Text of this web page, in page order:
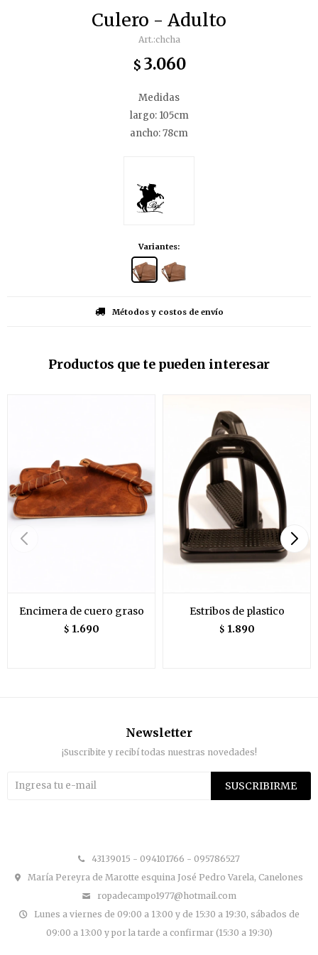
Culero - Adulto
chcha
$ 3.060
Medidas
largo: 105cm
ancho: 78cm
Variantes:
Métodos y costos de envío
Productos que te pueden interesar
Encimera de cuero graso
$ 1.690
Estribos de plastico
$ 1.890
43139015 - 094101766 - 095786527
María Pereyra de Marotte esquina José Pedro Varela, Canelones
ropadecampo1977@hotmail.com
Lunes a viernes de 09:00 a 13:00 y de 15:30 a 19:30, sábados de
09:00 a 13:00 y por la tarde a confirmar (15:30 a 19:30)
Newsletter
¡Suscribite y recibí todas nuestras novedades!
SUSCRIBIRME